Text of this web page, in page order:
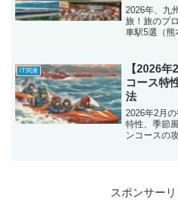
2026年、九
旅！旅のプ
車駅5選（熊
IT関連
【2026
コース特
法
2026年2月
特性、季節
ンコースの
スポンサーリ